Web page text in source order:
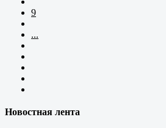
9
...
Новостная лента